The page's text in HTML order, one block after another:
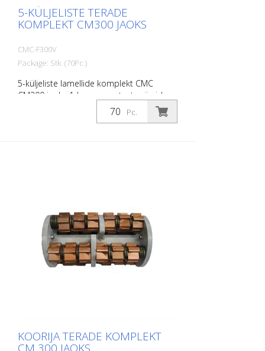
5-KÜLJELISTE TERADE
KOMPLEKT CM300 JAOKS
CMC-F300V
Package: Stk. (70Pc.)
5-küljeliste lamellide komplekt CMC
CM300 jaoks 1-komponentsete värvide
märgistamiseks asfaldil. 70 tükki täielikuks
asenduskomplektiks. Pildil number 5
Pc.
KOORIJA TERADE KOMPLEKT